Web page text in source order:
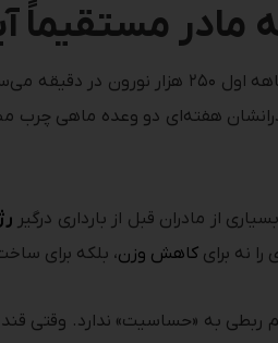
مادر مستقیماً
از مادران قبل از بارداری درگیر
نه برای کاهش وزن، بلکه برای
به «حساسیت» ندارد. وقتی